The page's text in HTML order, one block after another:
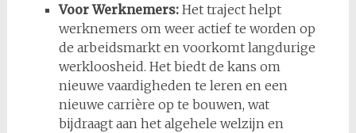
Voor Werknemers:Het traject helpt
werknemers om weer actief te worden op
de arbeidsmarkt en voorkomt langdurige
werkloosheid. Het biedt de kans om
nieuwe vaardigheden te leren en een
nieuwe carrière op te bouwen, wat
bijdraagt aan het algehele welzijn en